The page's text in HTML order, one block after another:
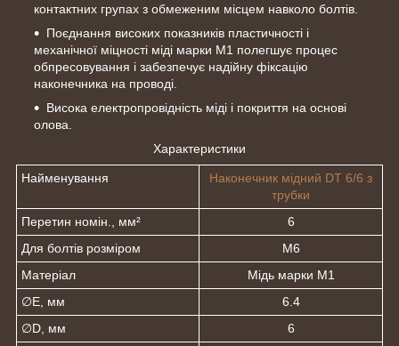
контактних групах з обмеженим місцем навколо болтів.
Поєднання високих показників пластичності і
механічної міцності міді марки М1 полегшує процес
обпресовування і забезпечує надійну фіксацію
наконечника на проводі.
Висока електропровідність міді і покриття на основі
олова.
Характеристики
Найменування
Наконечник мідний DT 6/6 з
трубки
Перетин номін., мм²
6
Для болтів розміром
М6
Матеріал
Мідь марки М1
∅E, мм
6.4
∅D, мм
6